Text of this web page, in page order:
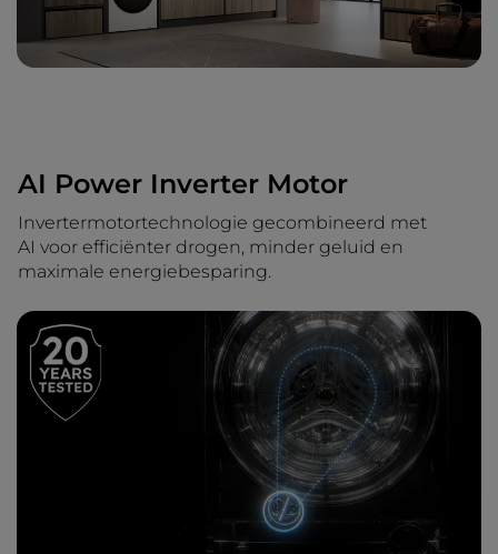
AI Power Inverter Motor
Invertermotortechnologie gecombineerd met
AI voor efficiënter drogen, minder geluid en
maximale energiebesparing.